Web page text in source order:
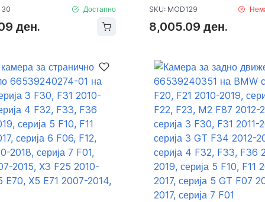
Достапно
ден.
SKU: MOD129
8,005.09 ден.